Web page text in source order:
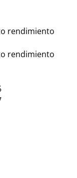
rendimiento
rendimiento